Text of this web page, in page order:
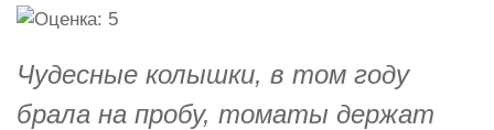
Чудесные колышки, в том году
брала на пробу, томаты держат